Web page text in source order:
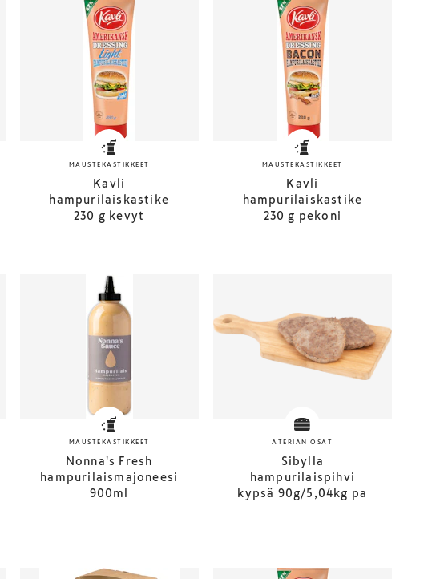
MAUSTEKASTIKKEET
Kavli
hampurilaiskastike
230 g kevyt
MAUSTEKASTIKKEET
Kavli
hampurilaiskastike
230 g pekoni
MAUSTEKASTIKKEET
Nonna's Fresh
hampurilaismajoneesi
900ml
ATERIAN OSAT
Sibylla
hampurilaispihvi
kypsä 90g/5,04kg pa